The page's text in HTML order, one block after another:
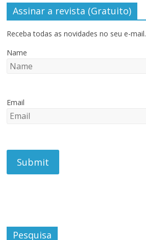
Assinar a revista (Gratuito)
Receba todas as novidades no seu e-mail.
Name
Email
Pesquisa